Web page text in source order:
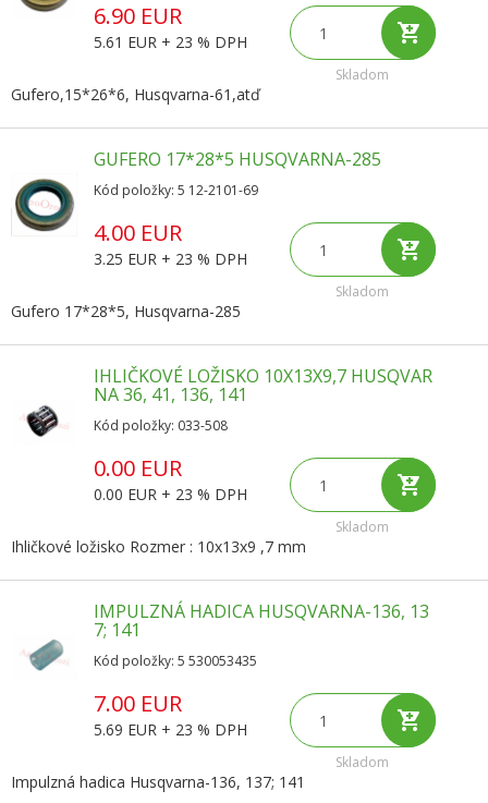
6.90 EUR
5.61 EUR + 23 % DPH
Skladom
Gufero,15*26*6, Husqvarna-61,atď
GUFERO 17*28*5 HUSQVARNA-285
Kód položky: 5 12-2101-69
4.00 EUR
3.25 EUR + 23 % DPH
Skladom
Gufero 17*28*5, Husqvarna-285
IHLIČKOVÉ LOŽISKO 10X13X9,7 HUSQVAR
NA 36, 41, 136, 141
Kód položky: 033-508
0.00 EUR
0.00 EUR + 23 % DPH
Skladom
Ihličkové ložisko Rozmer : 10x13x9 ,7 mm
IMPULZNÁ HADICA HUSQVARNA-136, 13
7; 141
Kód položky: 5 530053435
7.00 EUR
5.69 EUR + 23 % DPH
Skladom
Impulzná hadica Husqvarna-136, 137; 141